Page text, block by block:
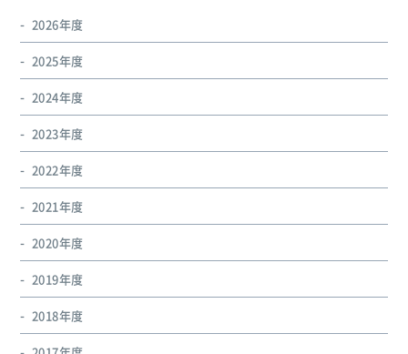
ビ
ゲー
ショ
ン
2026年度
2025年度
2024年度
2023年度
2022年度
2021年度
2020年度
2019年度
2018年度